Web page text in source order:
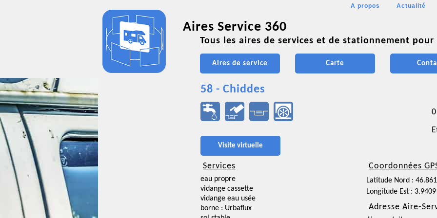
A propos Actualité
Aires Service 360
Tous les aires de services et de stationnement pour
Aires de service Carte
58 - Chiddes
Visite virtuelle
Services
eau propre
vidange cassette
vidange eau usée
borne : Urbaflux
Coordonnées
Latitude Nord :
Longitude Est :
Adresse Aire-